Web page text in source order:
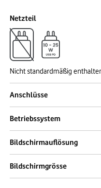
Netzteil
Nicht standardmäßig
Anschlüsse
Betriebssystem
Bildschirmauflösung
Bildschirmgrösse